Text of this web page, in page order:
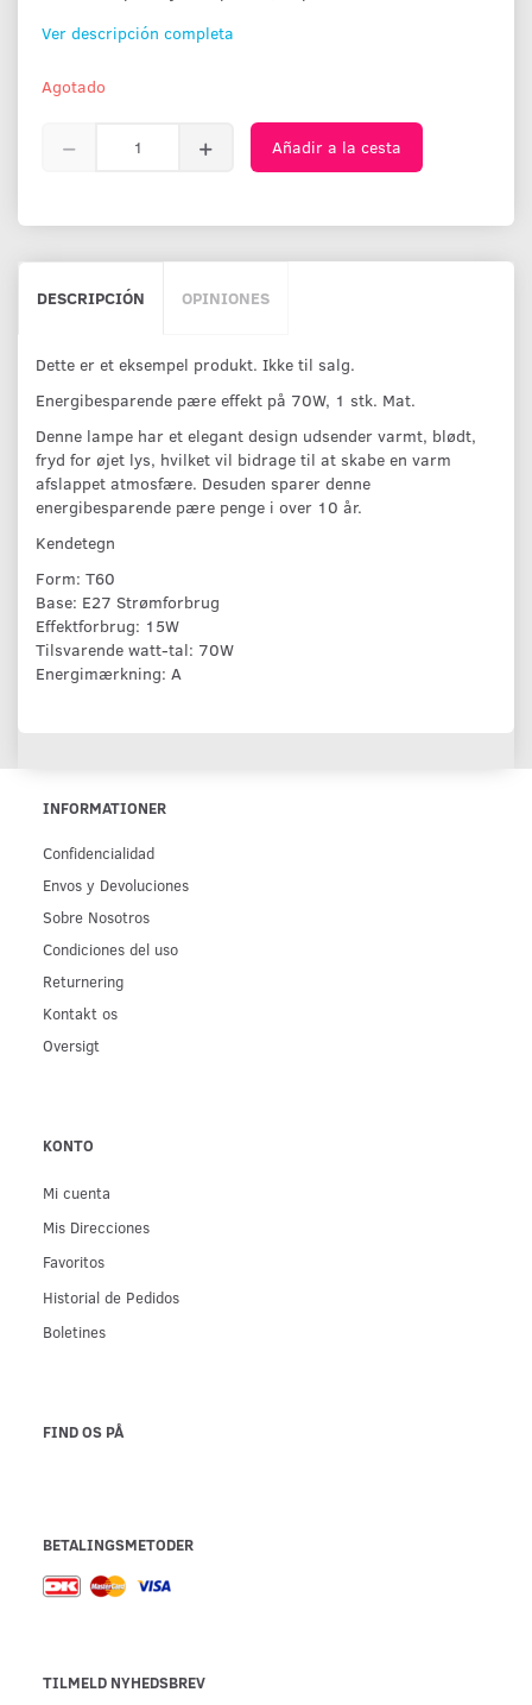
Ver descripción completa
Agotado
Añadir a la cesta
DESCRIPCIÓN OPINIONES
Dette er et eksempel produkt. Ikke til salg.
Energibesparende pære effekt på 70W, 1 stk. Mat.
Denne lampe har et elegant design udsender varmt, blødt,
fryd for øjet lys, hvilket vil bidrage til at skabe en varm
afslappet atmosfære. Desuden sparer denne
energibesparende pære penge i over 10 år.
Kendetegn
Form: T60
Base: E27 Strømforbrug
Effektforbrug: 15W
Tilsvarende watt-tal: 70W
Energimærkning: A
INFORMATIONER
Confidencialidad
Env­os y Devoluciones
Sobre Nosotros
Condiciones del uso
Returnering
Kontakt os
Oversigt
KONTO
Mi cuenta
Mis Direcciones
Favoritos
Historial de Pedidos
Boletines
FIND OS PÅ
BETALINGSMETODER
TILMELD NYHEDSBREV